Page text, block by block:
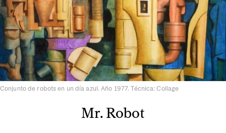
Conjunto de robots en un día azul. Año 1977. Técnica: Collage
Mr. Robot